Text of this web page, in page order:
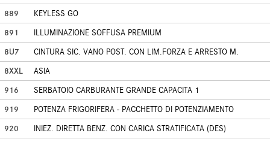
889
KEYLESS GO
891
ILLUMINAZIONE SOFFUSA PREMIUM
8U7
CINTURA SIC. VANO POST. CON LIM.FORZA E ARRESTO M.
8XXL
ASIA
916
SERBATOIO CARBURANTE GRANDE CAPACITA 1
919
POTENZA FRIGORIFERA - PACCHETTO DI POTENZIAMENTO
920
INIEZ. DIRETTA BENZ. CON CARICA STRATIFICATA (DES)